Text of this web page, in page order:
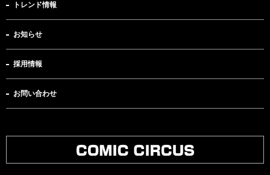
トレンド情報
お知らせ
採用情報
お問い合わせ